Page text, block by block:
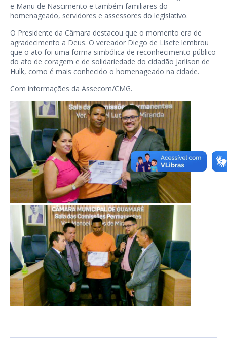
e Manu de Nascimento e também familiares do
homenageado, servidores e assessores do legislativo.
O Presidente da Câmara destacou que o momento era de
agradecimento a Deus. O vereador Diego de Lisete lembrou
que o ato foi uma forma simbólica de reconhecimento público
do ato de coragem e de solidariedade do cidadão Jarlison de
Hulk, como é mais conhecido o homenageado na cidade.
Com informações da Assecom/CMG.